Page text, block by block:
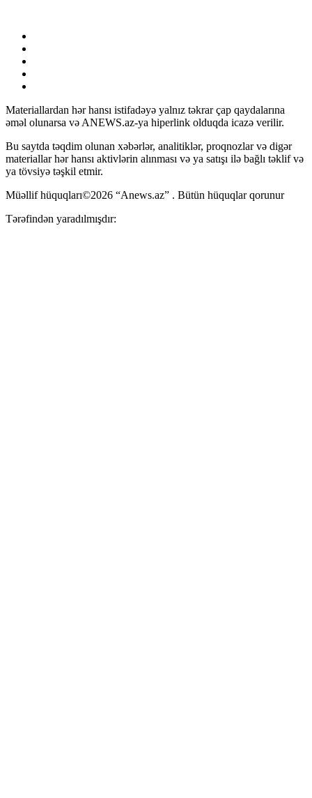
Materiallardan hər hansı istifadəyə yalnız təkrar çap qaydalarına
əməl olunarsa və ANEWS.az-ya hiperlink olduqda icazə verilir.
Bu saytda təqdim olunan xəbərlər, analitiklər, proqnozlar və digər
materiallar hər hansı aktivlərin alınması və ya satışı ilə bağlı təklif və
ya tövsiyə təşkil etmir.
Müəllif hüquqları©2026 “Anews.az” . Bütün hüquqlar qorunur
Tərəfindən yaradılmışdır: